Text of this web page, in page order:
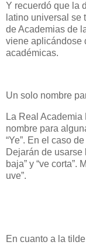
Y recuerdó que la
latino universal se
de Academias de
viene aplicándose
académicas.
Un solo nombre
La Real
nombre para
“Ye”. En el caso de
Dejarán de usarse
baja” y “ve corta”.
uve”.
En cuanto a la